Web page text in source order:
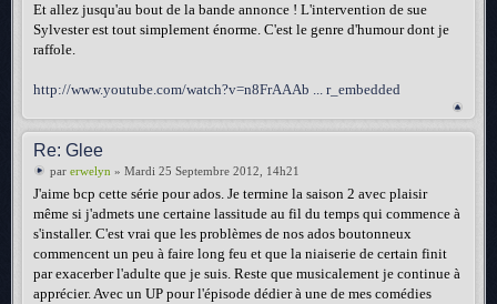
Et allez jusqu'au bout de la bande annonce ! L'intervention de sue
Sylvester est tout simplement énorme. C'est le genre d'humour dont je
raffole.
http://www.youtube.com/watch?v=n8FrAAAb ... r_embedded
Re: Glee
par erwelyn » Mardi 25 Septembre 2012, 14h21
J'aime bcp cette série pour ados. Je termine la saison 2 avec plaisir
même si j'admets une certaine lassitude au fil du temps qui commence à
s'installer. C'est vrai que les problèmes de nos ados boutonneux
commencent un peu à faire long feu et que la niaiserie de certain finit
par exacerber l'adulte que je suis. Reste que musicalement je continue à
apprécier. Avec un UP pour l'épisode dédier à une de mes comédies